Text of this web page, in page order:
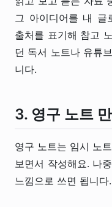
그 아이디어를 내 글
출처를 표기해 참고
던 독서 노트나 유튜
니다.
3. 영구 노트 만
영구 노트는 임시 노
보면서 작성해요. 나
느낌으로 쓰면 됩니다.